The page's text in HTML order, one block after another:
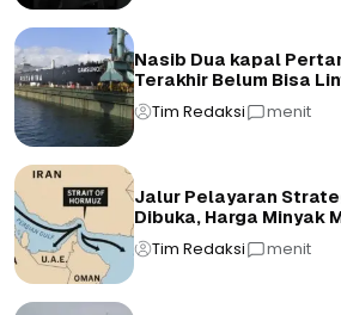
Nasib Dua kapal
Terakhir Belum Bisa
Tim Redaksi menit
Jalur Pelayaran
Dibuka, Harga Minyak
Tim Redaksi menit